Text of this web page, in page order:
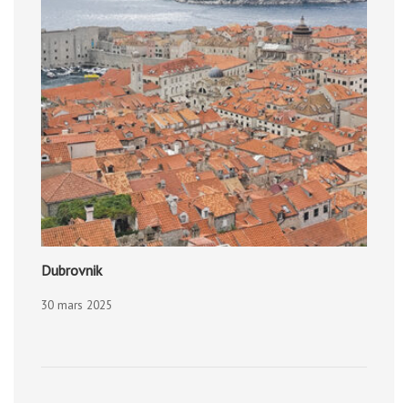
Dubrovnik
30 mars 2025